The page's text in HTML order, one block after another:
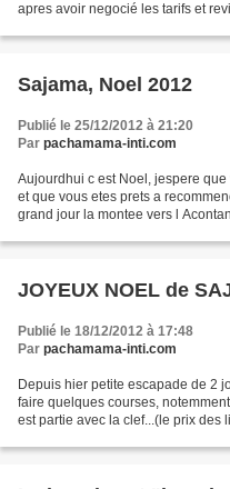
apres avoir negocié les tarifs et
Sajama, Noel 2012
Publié le 25/12/2012 à 21:20
Par pachamama-inti.com
Aujourdhui c est Noel, jespere
et que vous etes prets a
grand jour la montee vers l
JOYEUX NOEL de
Publié le 18/12/2012 à 17:48
Par pachamama-inti.com
Depuis hier petite escapade de 2
faire quelques courses,
est partie avec la clef...(le prix des